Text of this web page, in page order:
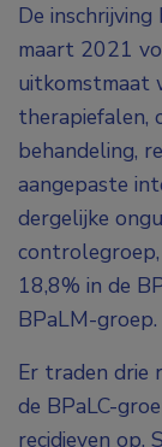
De
maart 2021
uitkomstmaat
therapiefalen,
behandeling,
aangepaste
dergelijke
18,8% in de
BPaLM-groep.
Er traden drie
de BPaLC-
recidieven op.